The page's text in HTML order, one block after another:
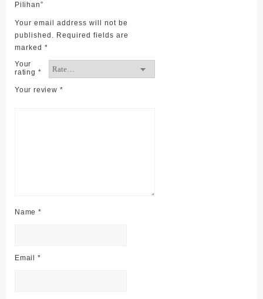
Pilihan”
Your email address will not be
published. Required fields are
marked *
Your
rating *
Your review *
Name *
Email *